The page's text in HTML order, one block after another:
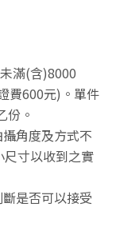
滿(含)8000
費600元)。單件
份。
角度及方式不
寸以收到之實
是否可以接受